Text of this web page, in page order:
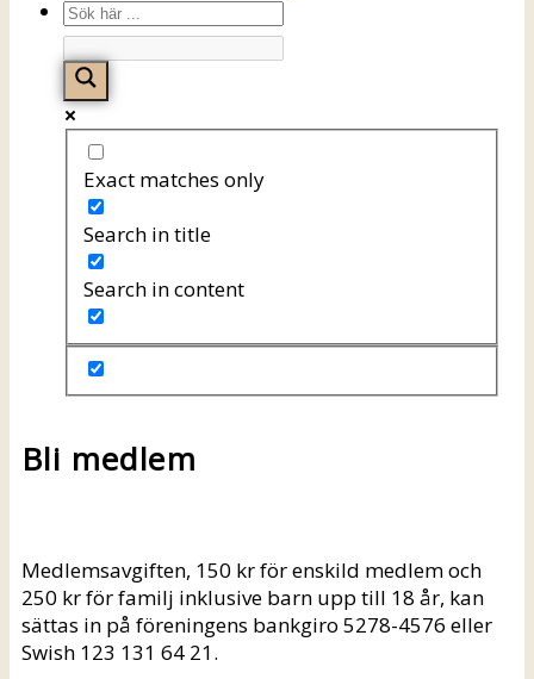
Exact matches only
Search in title
Search in content
Bli medlem
Medlemsavgiften, 150 kr för enskild medlem och
250 kr för familj inklusive barn upp till 18 år, kan
sättas in på föreningens bankgiro 5278-4576 eller
Swish 123 131 64 21.